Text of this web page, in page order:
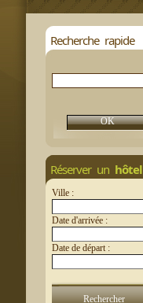
Recherche rapide
Réserver un hôtel
Ville :
Date d'arrivée :
Date de départ :